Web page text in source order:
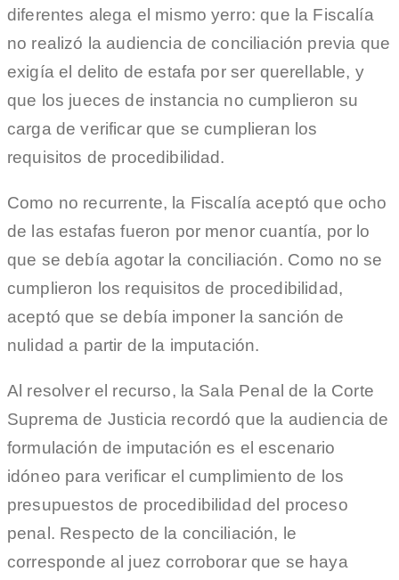
diferentes alega el mismo yerro: que la Fiscalía
no realizó la audiencia de conciliación previa que
exigía el delito de estafa por ser querellable, y
que los jueces de instancia no cumplieron su
carga de verificar que se cumplieran los
requisitos de procedibilidad.
Como no recurrente, la Fiscalía aceptó que ocho
de las estafas fueron por menor cuantía, por lo
que se debía agotar la conciliación. Como no se
cumplieron los requisitos de procedibilidad,
aceptó que se debía imponer la sanción de
nulidad a partir de la imputación.
Al resolver el recurso, la Sala Penal de la Corte
Suprema de Justicia recordó que la audiencia de
formulación de imputación es el escenario
idóneo para verificar el cumplimiento de los
presupuestos de procedibilidad del proceso
penal. Respecto de la conciliación, le
corresponde al juez corroborar que se haya